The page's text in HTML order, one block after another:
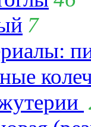
7